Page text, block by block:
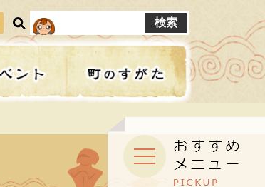
ト
内
検
保険・年金
子育て講座
公共工事
見る
選挙